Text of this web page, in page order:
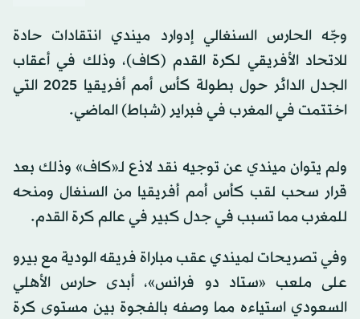
وجّه الحارس السنغالي إدوارد ميندي انتقادات حادة
للاتحاد الأفريقي لكرة القدم (كاف)، وذلك في أعقاب
الجدل الدائر حول بطولة كأس أمم أفريقيا 2025 التي
اختتمت في المغرب في فبراير (شباط) الماضي.
ولم يتوان ميندي عن توجيه نقد لاذع لـ«كاف» وذلك بعد
قرار سحب لقب كأس أمم أفريقيا من السنغال ومنحه
للمغرب مما تسبب في جدل كبير في عالم كرة القدم.
وفي تصريحات لميندي عقب مباراة فريقه الودية مع بيرو
على ملعب «ستاد دو فرانس»، أبدى حارس الأهلي
السعودي استياءه مما وصفه بالفجوة بين مستوى كرة